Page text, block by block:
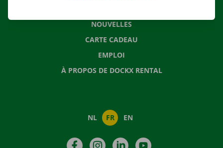
NOUVELLES
CARTE CADEAU
EMPLOI
À PROPOS DE DOCKX RENTAL
NL FR EN
FacebookInstagramLinkedIn